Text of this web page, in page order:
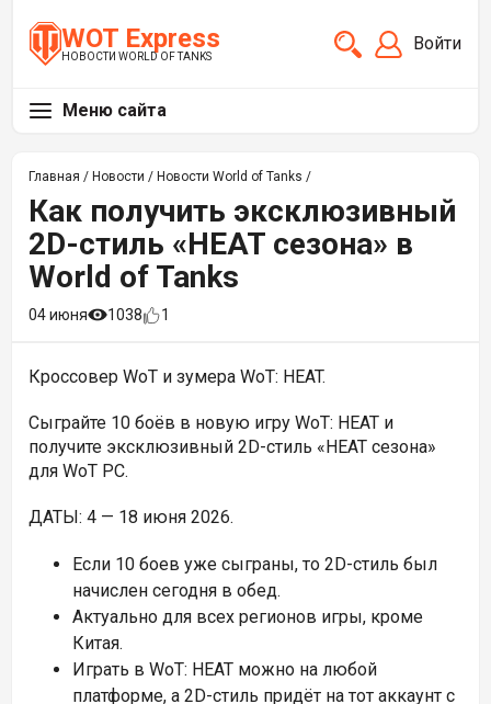
WOT Express
НОВОСТИ WORLD OF TANKS
Войти
Меню сайта
Главная / Новости / Новости World of Tanks /
Как получить эксклюзивный
2D-стиль «HEAT сезона» в
World of Tanks
04 июня 1038 1
Кроссовер WoT и зумера WoT: HEAT.
Сыграйте 10 боёв в новую игру WoT: HEAT и
получите эксклюзивный 2D-стиль «HEAT сезона»
для WoT PC.
ДАТЫ: 4 — 18 июня 2026.
Если 10 боев уже сыграны, то 2D-стиль был
начислен сегодня в обед.
Актуально для всех регионов игры, кроме
Китая.
Играть в WoT: HEAT можно на любой
платформе, а 2D-стиль придёт на тот аккаунт с